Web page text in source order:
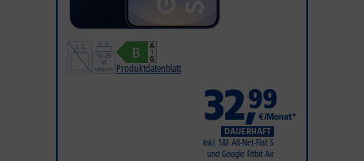
Produktdatenblatt
32,99
€/Monat*
DAUERHAFT
Inkl. 1&1 All-Net-Flat S
und Google Fitbit Air